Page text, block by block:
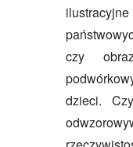
czy
dzieci.